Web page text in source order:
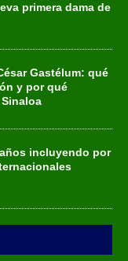
primera dama de
Gastélum: qué
y por qué
incluyendo por